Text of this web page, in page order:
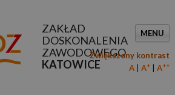
ZAKŁAD
DOSKONALENIA
ZAWODOWEGO
KATOWICE
MENU
Zwiększony kontrast
A
A+ A++